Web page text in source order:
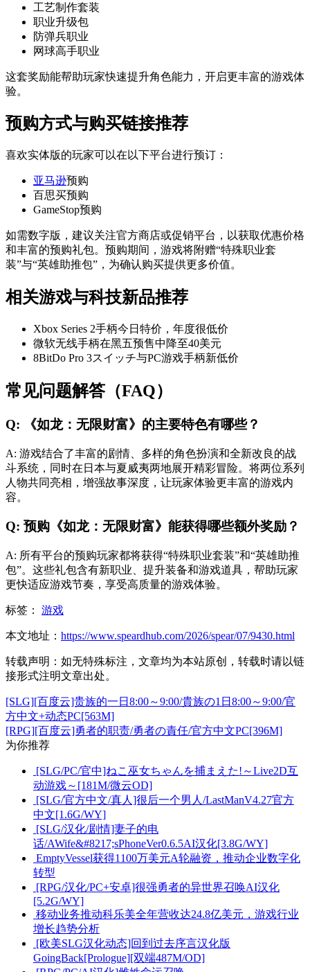
工艺制作套装
职业升级包
防弹兵职业
网球高手职业
这套奖励能帮助玩家快速提升角色能力，开启更丰富的游戏体
验。
预购方式与购买链接推荐
喜欢实体版的玩家可以在以下平台进行预订：
亚马逊预购
百思买预购
GameStop预购
如需数字版，建议关注官方商店或促销平台，以获取优惠价格
和丰富的预购礼包。预购期间，游戏将附赠“特殊职业套
装”与“英雄助推包”，为确认购买提供更多价值。
相关游戏与科技新品推荐
Xbox Series 2手柄今日特价，年度很低价
微软无线手柄在黑五预售中降至40美元
8BitDo Pro 3スイッチ与PC游戏手柄新低价
常见问题解答（FAQ）
Q: 《如龙：无限财富》的主要特色有哪些？
A: 游戏结合了丰富的剧情、多样的角色扮演和全新改良的战
斗系统，同时在日本与夏威夷两地展开精彩冒险。将两位系列
人物共同亮相，增强故事深度，让玩家体验更丰富的游戏内
容。
Q: 预购《如龙：无限财富》能获得哪些额外奖励？
A: 所有平台的预购玩家都将获得“特殊职业套装”和“英雄助推
包”。这些礼包含有新职业、提升装备和游戏道具，帮助玩家
更快适应游戏节奏，享受高质量的游戏体验。
标签： 游戏
本文地址： https://www.speardhub.com/2026/spear/07/9430.html
转载声明： 如无特殊标注，文章均为本站原创，转载时请以链
接形式注明文章出处。
[SLG][百度云]贵族的一日8:00～9:00/貴族の1日8:00～9:00/官
方中文+动态PC[563M]
[RPG][百度云]勇者的职责/勇者の責任/官方中文PC[396M]
为你推荐
[SLG/PC/官中]ねこ巫女ちゃんを捕まえた!～Live2D互
动游戏～[181M/微云OD]
[SLG/官方中文/真人]很后一个男人/LastManV4.27官方
中文[1.6G/WY]
[SLG/汉化/剧情]妻子的电
话/AWife&#8217;sPhoneVer0.6.5AI汉化[3.8G/WY]
EmptyVessel获得1100万美元A轮融资，推动企业数字化
转型
[RPG/汉化/PC+安卓]很强勇者的异世界召唤AI汉化
[5.2G/WY]
移动业务推动科乐美全年营收达24.8亿美元，游戏行业
增长趋势分析
[欧美SLG汉化动态]回到过去序言汉化版
GoingBack[Prologue][双端487M/OD]